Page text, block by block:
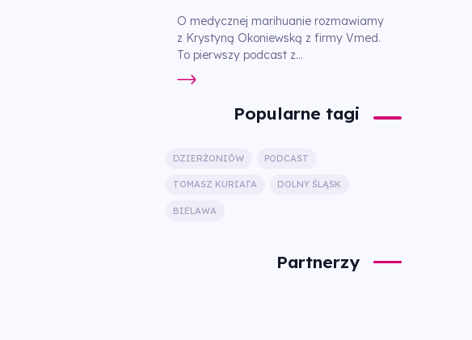
O medycznej marihuanie rozmawiamy
z Krystyną Okoniewską z firmy Vmed.
To pierwszy podcast z...
Popularne tagi
DZIERŻONIÓW PODCAST
TOMASZ KURIATA DOLNY ŚLĄSK
BIELAWA
Partnerzy